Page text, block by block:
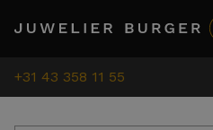
+31 43 358 11 55